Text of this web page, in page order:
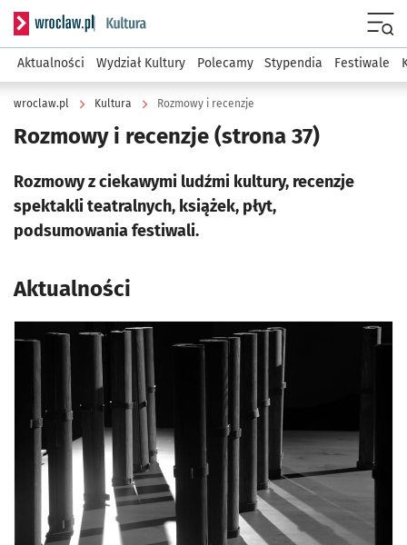
Serwis informacyjny wroclaw.pl podserwis: Kultura
Aktualności Wydział Kultury Polecamy Stypendia Festiwale
wroclaw.pl Kultura Rozmowy i recenzje
Rozmowy i recenzje (strona 37)
Rozmowy z ciekawymi ludźmi kultury, recenzje
spektakli teatralnych, książek, płyt,
podsumowania festiwali.
Aktualności